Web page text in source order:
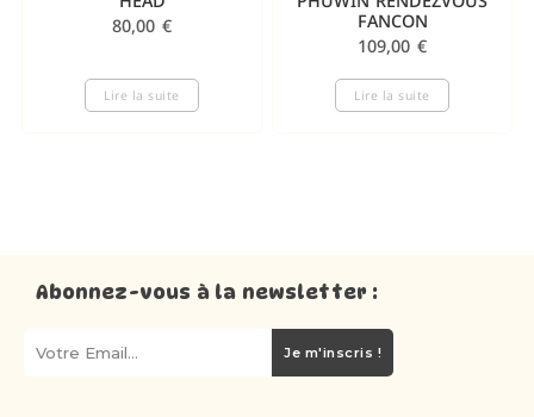
80,00 €
Lire la suite
FANCON
109,00 €
Lire la suite
Abonnez-vous à la newsletter :
Je m'inscris !